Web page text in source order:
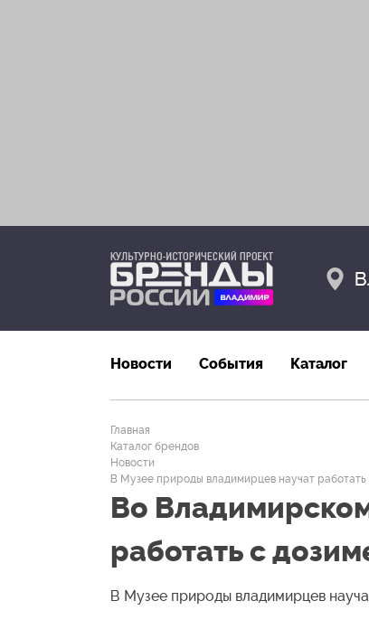
Новости События Каталог
Главная
Каталог брендов
Новости
В Музее природы владимирцев научат
Во
работать с
В Музее природы владимирцев